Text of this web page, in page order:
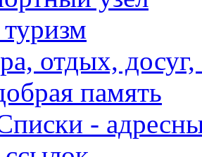
отдых,
память
-